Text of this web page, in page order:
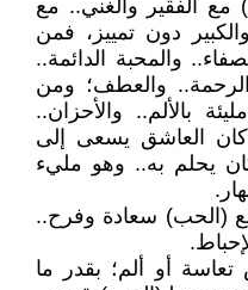
الفقير والغني.. مع
دون تمييز، فمن
والمحبة الدائمة..
والعطف؛ ومن
بالألم.. والأحزان..
العاشق يسعى إلى
يحلم به.. وهو مليء
(الحب) سعادة وفرح..
أو ألم؛ بقدر ما